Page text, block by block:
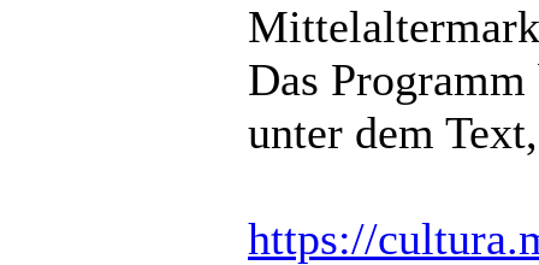
Das
unter dem
https://